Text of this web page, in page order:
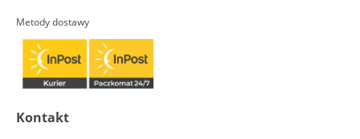
Metody dostawy
Kontakt